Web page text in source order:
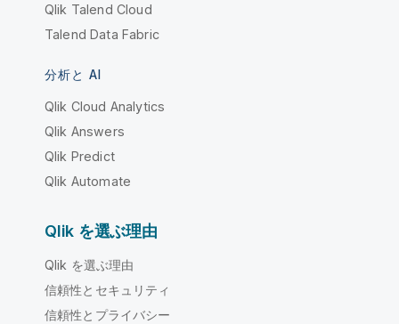
Qlik Talend Cloud
Talend Data Fabric
分析と AI
Qlik Cloud Analytics
Qlik Answers
Qlik Predict
Qlik Automate
Qlik を選ぶ理由
Qlik を選ぶ理由
信頼性とセキュリティ
信頼性とプライバシー